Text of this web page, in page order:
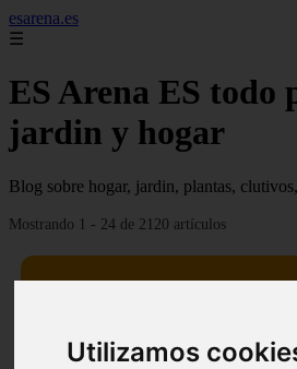
Utilizamos
esarena.es
☰
ES Arena ES todo
jardin y hogar
Blog sobre hogar, jardin, plantas,
Mostrando 1 - 24 de 2120 artículos